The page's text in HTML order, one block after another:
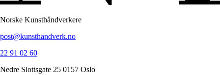
Norske Kunsthåndverkere
post@kunsthandverk.no
22 91 02 60
Nedre Slottsgate 25 0157 Oslo